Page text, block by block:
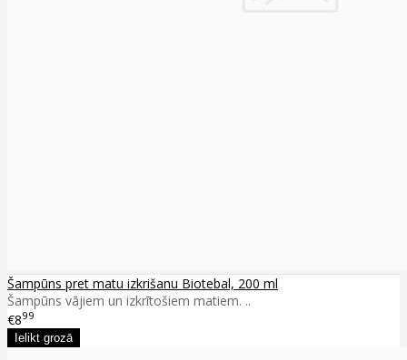
Šampūns pret matu izkrišanu Biotebal, 200 ml
Šampūns vājiem un izkrītošiem matiem. ..
€899